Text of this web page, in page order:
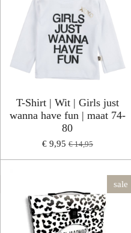
T-Shirt | Wit | Girls just
wanna have fun | maat 74-
80
€ 9,95 € 14,95
sale